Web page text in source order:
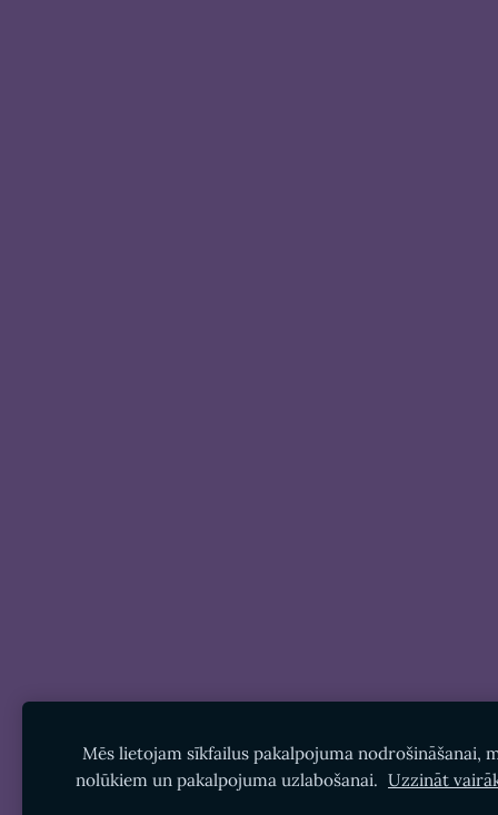
Mēs lietojam sīkfailus pakalpojuma nodrošināšanai,
nolūkiem un pakalpojuma uzlabošanai. Uzzināt